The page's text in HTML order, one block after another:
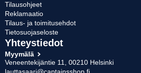
Tilausohjeet
Reklamaatio
Tilaus- ja toimitusehdot
Tietosuojaseloste
Yhteystiedot
Myymälä
Veneentekijäntie 11, 00210 Helsinki